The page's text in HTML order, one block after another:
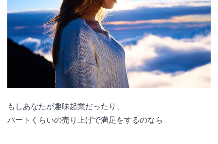
もしあなたが趣味起業だったり、
パートくらいの売り上げで満足をするのなら